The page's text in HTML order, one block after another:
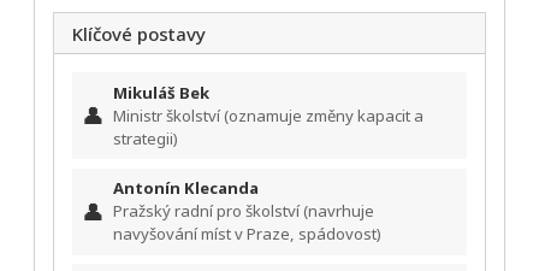
Klíčové postavy
👤
Mikuláš Bek
Ministr školství (oznamuje změny kapacit a
strategii)
👤
Antonín Klecanda
Pražský radní pro školství (navrhuje
navyšování míst v Praze, spádovost)